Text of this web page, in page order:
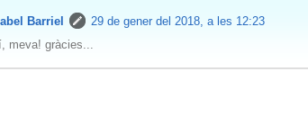
Barriel
29 de gener del 2018, a les 12:23
meva! gràcies...